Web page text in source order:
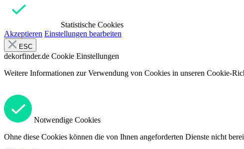
Statistische Cookies
Akzeptieren Einstellungen bearbeiten
ESC
dekorfinder.de Cookie Einstellungen
Weitere Informationen zur Verwendung von Cookies in unseren Cookie-
Notwendige Cookies
Ohne diese Cookies können die von Ihnen angeforderten Dienste nicht